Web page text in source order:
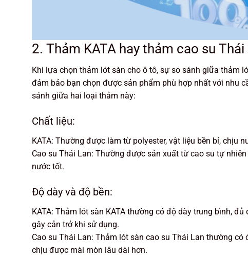
2. Thảm KATA hay thảm cao su
Khi lựa chọn thảm lót sàn cho ô tô, sự so sánh giữa thảm
đảm bảo bạn chọn được sản phẩm phù hợp nhất với nhu
sánh giữa hai loại thảm này:
Chất liệu:
KATA: Thường được làm từ polyester, vật liệu bền bỉ, chịu
Cao su Thái Lan: Thường được sản xuất từ cao su tự
nước tốt.
Độ dày và độ bền:
KATA: Thảm lót sàn KATA thường có độ dày trung bình,
gây cản trở khi sử dụng.
Cao su Thái Lan: Thảm lót sàn cao su Thái Lan thường
chịu được mài mòn lâu dài hơn.